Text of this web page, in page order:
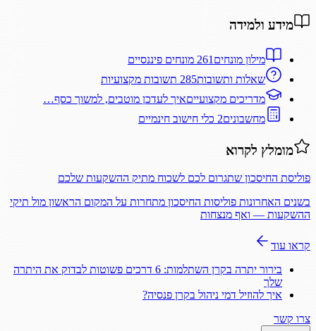
מידע ולמידה
מילון מונחים 261 מונחים פיננסיים
שאלות ותשובות285 תשובות מקצועיות
מדריכים מקצועייםאיך לעדכן מוטבים, למשוך כסף…
מחשבונים2 כלי חישוב חינמיים
מומלץ לקרוא
פוליסת החיסכון שתגרום לכם לשכוח מתיק ההשקעות שלכם
בשנים האחרונות פוליסות החיסכון מתחרות על המקום הראשון מול תיקי
ההשקעות — ואף מנצחות
קראו עוד
בירור יתרה בקרן השתלמות: 6 דרכים פשוטות לבדוק את היתרה
שלך
איך להוזיל דמי ניהול בקרן פנסיה?
צרו קשר